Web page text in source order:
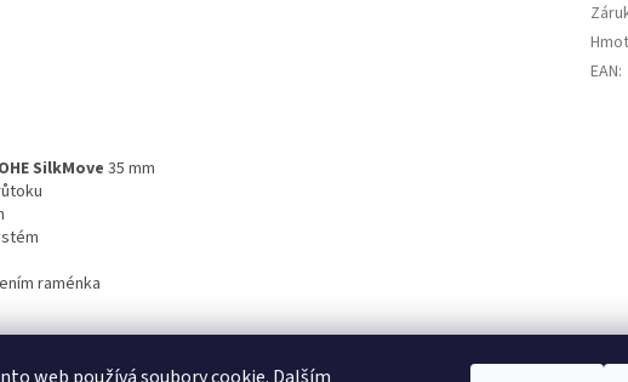
SilkMove 35 mm
raménka
375)
EAN: